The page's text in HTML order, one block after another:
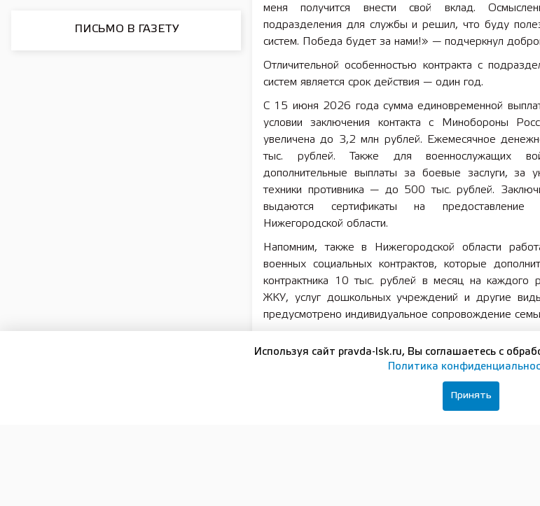
ПИСЬМО В ГАЗЕТУ
меня получится внести свой вклад.
подразделения для службы и решил, что буду
систем. Победа будет за нами!» — подчеркнул
Отличительной особенностью контракта с
систем является срок действия — один год.
С 15 июня 2026 года сумма единовременной
условии заключения контакта с Минобороны
увеличена до 3,2 млн рублей. Ежемесячное
тыс. рублей. Также для военнослужащих
дополнительные выплаты за боевые заслуги, за
техники противника — до 500 тыс. рублей.
выдаются сертификаты на предоставление
Нижегородской области.
Напомним, также в Нижегородской области
военных социальных контрактов, которые
контрактника 10 тыс. рублей в месяц на каждого
ЖКУ, услуг дошкольных учреждений и другие
предусмотрено индивидуальное сопровождение
координационный центр по поддержке
семей, действующий на базе Дома народного
Используя сайт pravda-lsk.ru, Вы соглашаетесь с
Политика
Принять